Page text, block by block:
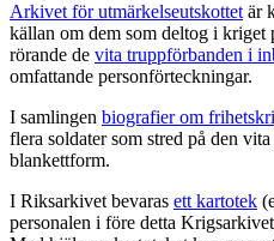
Arkivet för utmärkelseutskottet är
källan om dem som deltog i kriget
rörande de vita truppförbanden i
omfattande personförteckningar.
I samlingen biografier om
flera soldater som stred på den
blankettform.
I Riksarkivet bevaras ett kartotek
personalen i före detta